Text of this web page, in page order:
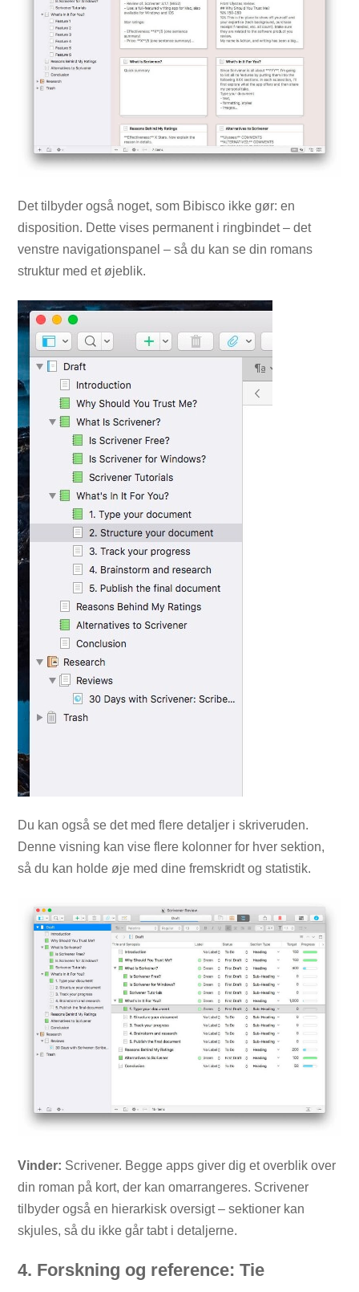
Det tilbyder også noget, som Bibisco ikke gør: en
disposition. Dette vises permanent i ringbindet – det
venstre navigationspanel – så du kan se din romans
struktur med et øjeblik.
Du kan også se det med flere detaljer i skriveruden.
Denne visning kan vise flere kolonner for hver sektion,
så du kan holde øje med dine fremskridt og statistik.
Vinder: Scrivener. Begge apps giver dig et overblik over
din roman på kort, der kan omarrangeres. Scrivener
tilbyder også en hierarkisk oversigt – sektioner kan
skjules, så du ikke går tabt i detaljerne.
4. Forskning og reference: Tie